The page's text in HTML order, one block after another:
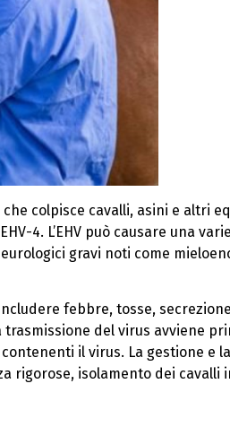
colpisce cavalli, asini e altri
4. L’EHV può causare una
gravi noti come
febbre, tosse,
del virus avviene
il virus. La gestione e
rigorose, isolamento dei cavalli